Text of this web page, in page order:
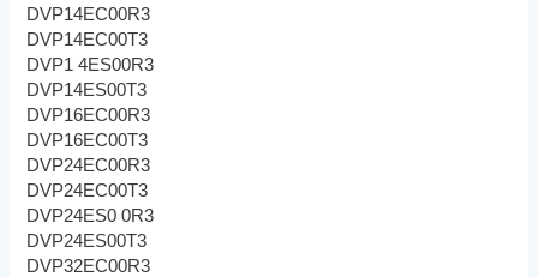
DVP14EC00R3
DVP14EC00T3
DVP1 4ES00R3
DVP14ES00T3
DVP16EC00R3
DVP16EC00T3
DVP24EC00R3
DVP24EC00T3
DVP24ES0 0R3
DVP24ES00T3
DVP32EC00R3